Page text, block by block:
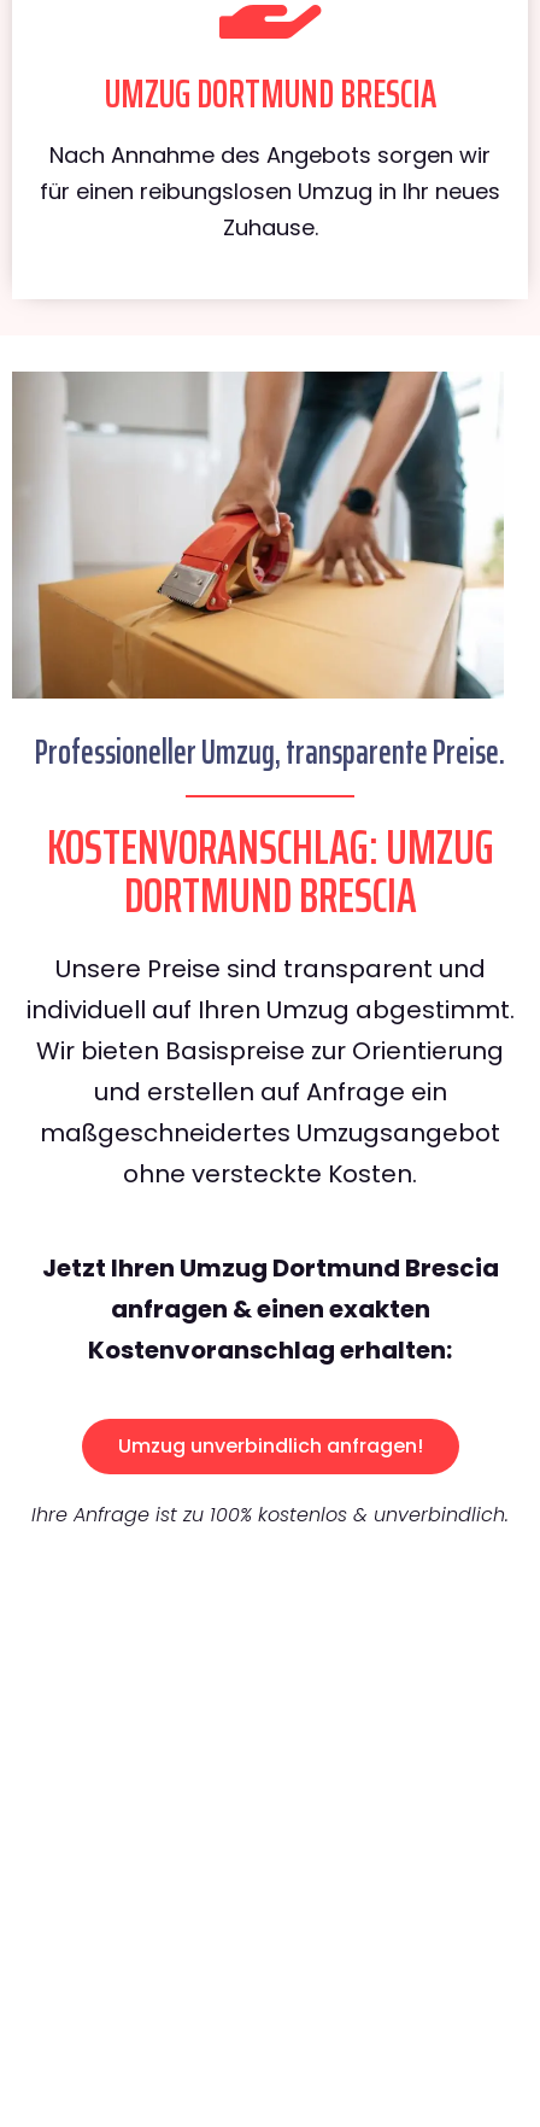
UMZUG DORTMUND BRESCIA
Nach Annahme des Angebots sorgen wir
für einen reibungslosen Umzug in Ihr neues
Zuhause.
Professioneller Umzug, transparente Preise.
KOSTENVORANSCHLAG: UMZUG
DORTMUND BRESCIA
Unsere Preise sind transparent und
individuell auf Ihren Umzug abgestimmt.
Wir bieten Basispreise zur Orientierung
und erstellen auf Anfrage ein
maßgeschneidertes Umzugsangebot
ohne versteckte Kosten.
Jetzt Ihren Umzug Dortmund Brescia
anfragen & einen exakten
Kostenvoranschlag erhalten:
Umzug unverbindlich anfragen!
Ihre Anfrage ist zu 100% kostenlos & unverbindlich.